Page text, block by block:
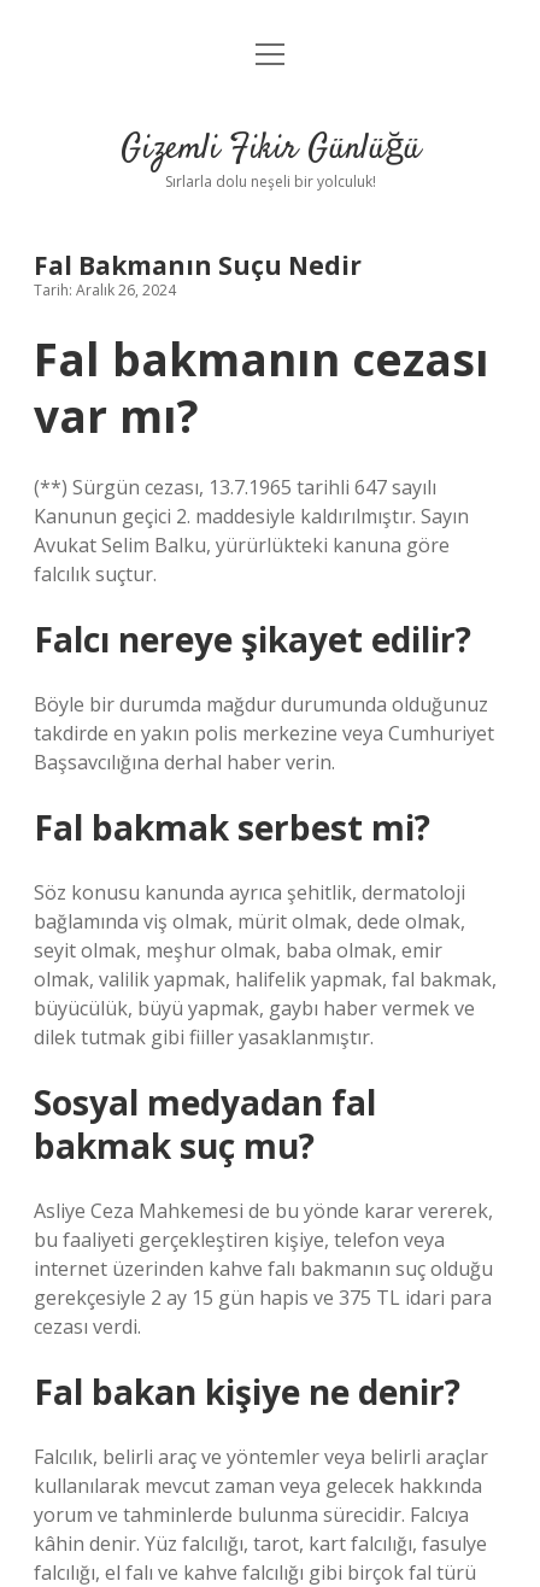
Anasayfa
Yasal Uyarı
menüyü
Gizemli Fikir Günlüğü
Sırlarla dolu neşeli bir yolculuk!
Fal Bakmanın Suçu Nedir
Tarih: Aralık 26, 2024
Fal bakmanın cezası
var mı?
(**) Sürgün cezası, 13.7.1965 tarihli 647 sayılı
Kanunun geçici 2. maddesiyle kaldırılmıştır. Sayın
Avukat Selim Balku, yürürlükteki kanuna göre
falcılık suçtur.
Falcı nereye şikayet edilir?
Böyle bir durumda mağdur durumunda olduğunuz
takdirde en yakın polis merkezine veya Cumhuriyet
Başsavcılığına derhal haber verin.
Fal bakmak serbest mi?
Söz konusu kanunda ayrıca şehitlik, dermatoloji
bağlamında viş olmak, mürit olmak, dede olmak,
seyit olmak, meşhur olmak, baba olmak, emir
olmak, valilik yapmak, halifelik yapmak, fal bakmak,
büyücülük, büyü yapmak, gaybı haber vermek ve
dilek tutmak gibi fiiller yasaklanmıştır.
Sosyal medyadan fal
bakmak suç mu?
Asliye Ceza Mahkemesi de bu yönde karar vererek,
bu faaliyeti gerçekleştiren kişiye, telefon veya
internet üzerinden kahve falı bakmanın suç olduğu
gerekçesiyle 2 ay 15 gün hapis ve 375 TL idari para
cezası verdi.
Fal bakan kişiye ne denir?
Falcılık, belirli araç ve yöntemler veya belirli araçlar
kullanılarak mevcut zaman veya gelecek hakkında
yorum ve tahminlerde bulunma sürecidir. Falcıya
kâhin denir. Yüz falcılığı, tarot, kart falcılığı, fasulye
falcılığı, el falı ve kahve falcılığı gibi birçok fal türü